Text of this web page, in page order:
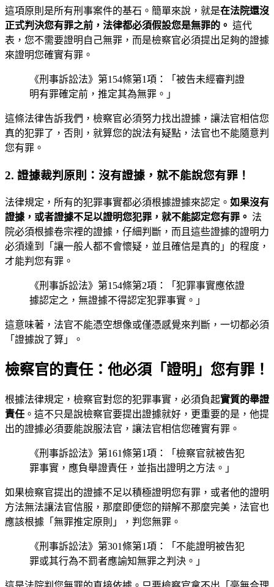
這項原則是所有刑事案件的基石。簡單來說，就是在法院還沒
正式判決您有罪之前，法律都必須假設您是無罪的。 這代
表，您不需要證明自己無罪，而是檢察官必須提出足夠的證據
來證明您確實有罪。
《刑事訴訟法》第154條第1項：「被告未經審判證
明有罪確定前，推定其為無罪。」
這條法律告訴我們，檢察官必須努力找出證據，讓法官相信您
真的犯罪了，否則，就算您的說法有疑點，法官也不能隨意判
您有罪。
2. 證據裁判原則：沒有證據，就不能說您有罪！
法律規定，所有的犯罪事實都必須根據證據來認定。 如果沒有
證據，或者證據不足以證明您犯罪，就不能認定您有罪。 法
院必須根據卷宗裡的證據，仔細判斷，而且這些證據的證明力
必須達到「讓一般人都不會懷疑，並且確信是真的」的程度，
才能判您有罪。
《刑事訴訟法》第154條第2項：「犯罪事實應依證
據認定之，無證據不得認定犯罪事實。」
這意味著，法官不能憑空想像或僅憑感覺來判斷，一切都必須
「證據說了算」。
檢察官的責任：他必須「證明」您有罪！
根據法律規定，檢察官對您的犯罪事實，必須負起實質的舉證
責任 。這不只是說檢察官要提出證據就好，更重要的是，他提
出的證據必須要能說服法官，讓法官相信您確實有罪。
《刑事訴訟法》第161條第1項：「檢察官就被告犯
罪事實，應負舉證責任，並指出證明之方法。」
如果檢察官提出的證據不足以積極證明您有罪，或者他的證明
方法無法讓法官信服，那麼即便您的辯解不那麼完美，法官也
應該根據「無罪推定原則」，判您無罪。
《刑事訴訟法》第301條第1項：「不能證明被告犯
罪或其行為不罰者應諭知無罪之判決。」